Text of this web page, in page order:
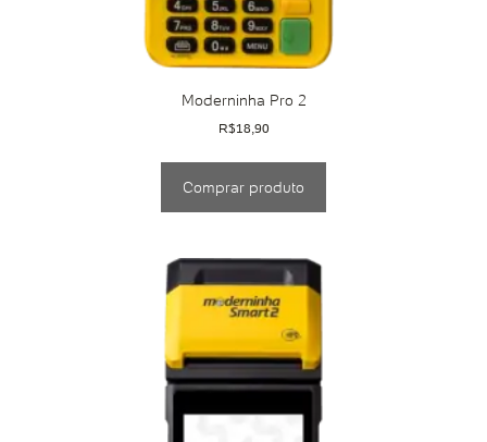
Moderninha Pro 2
R$18,90
Comprar produto